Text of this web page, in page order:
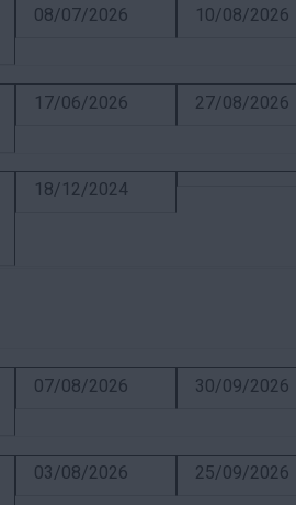
08/07/2026 10/08/2026
17/06/2026 27/08/2026
18/12/2024
07/08/2026 30/09/2026
03/08/2026 25/09/2026